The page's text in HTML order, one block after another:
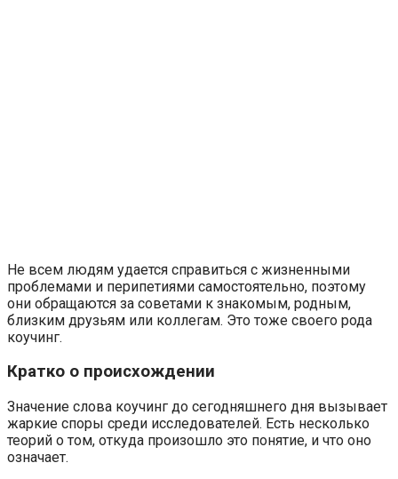
Не всем людям удается справиться с жизненными
проблемами и перипетиями самостоятельно, поэтому
они обращаются за советами к знакомым, родным,
близким друзьям или коллегам. Это тоже своего рода
коучинг.
Кратко о происхождении
Значение слова коучинг до сегодняшнего дня вызывает
жаркие споры среди исследователей. Есть несколько
теорий о том, откуда произошло это понятие, и что оно
означает.